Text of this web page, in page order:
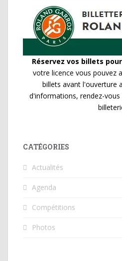
Réservez vos billets
votre licence vous pouvez
billets avant l'ouverture
d'informations, rendez-
CATÉGORIES
Actualités
Agenda
Compétitions
Photos